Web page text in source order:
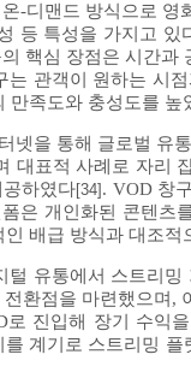
-디맨드 방식으로
등 특성을 가지고
핵심 장점은 시간
관객이 원하는 시
만족도와 충성도를 높
넷을 통해 글로벌 유
대표적 사례로 자리
하였다[34] . VOD 창
은 개인화된 콘텐
배급 방식과 대조
유통에서 스트리
환점을 마련했으며
진입해 장기 수익
를 계기로 스트리밍